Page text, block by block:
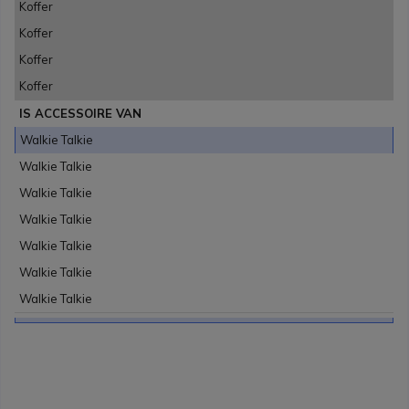
Koffer
Koffer
Koffer
Koffer
IS ACCESSOIRE VAN
Walkie Talkie
Walkie Talkie
Walkie Talkie
Walkie Talkie
Walkie Talkie
Walkie Talkie
Walkie Talkie